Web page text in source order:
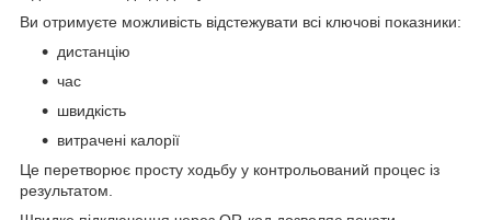
Ви отримуєте можливість відстежувати всі ключові показники:
дистанцію
час
швидкість
витрачені калорії
Це перетворює просту ходьбу у контрольований процес із
результатом.